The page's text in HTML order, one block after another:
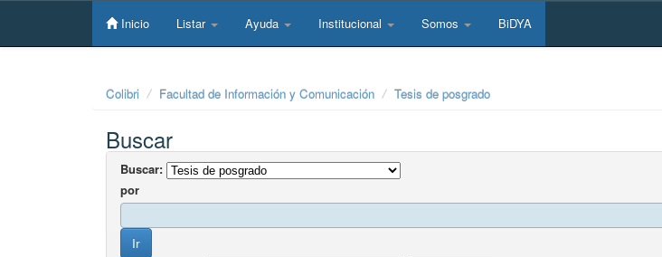
Skip
Inicio Listar Ayuda Institucional Somos BiDYA
Colibri Facultad de Información y Comunicación Tesis de posgrado
Buscar
Buscar:
por